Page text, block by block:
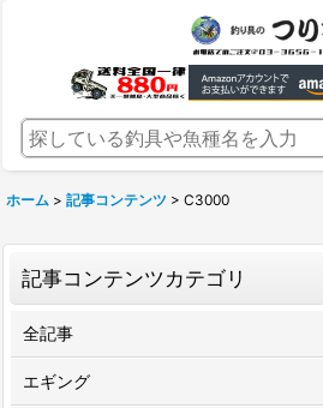
ホーム > 記事コンテンツ > C3000
記事コンテンツカテゴリ
全記事
エギング